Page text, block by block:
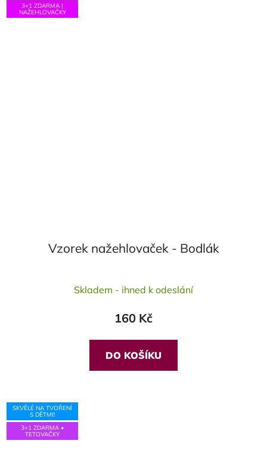
3+1 ZDARMA |
NAŽEHLOVAČKY
Vzorek nažehlovaček - Bodlák
hodnocení
je
5,0
z
5
Skladem - ihned k odeslání
160 Kč
DO KOŠÍKU
SKVĚLÉ NA TVOŘENÍ
S DĚTMI!
3+1 ZDARMA •
TETOVAČKY